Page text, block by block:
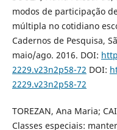
modos de participação
múltipla no cotidiano
Cadernos de Pesquisa,
maio/ago. 2016. DOI:
2229.v23n2p58-72 DOI:
2229.v23n2p58-72
TOREZAN, Ana Maria;
Classes especiais: